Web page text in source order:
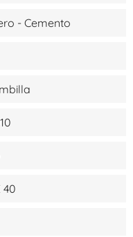
- Cemento
40